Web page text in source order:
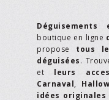
boutique en ligne
propose tous
déguisées.
et leurs
Carnaval,
idées originales